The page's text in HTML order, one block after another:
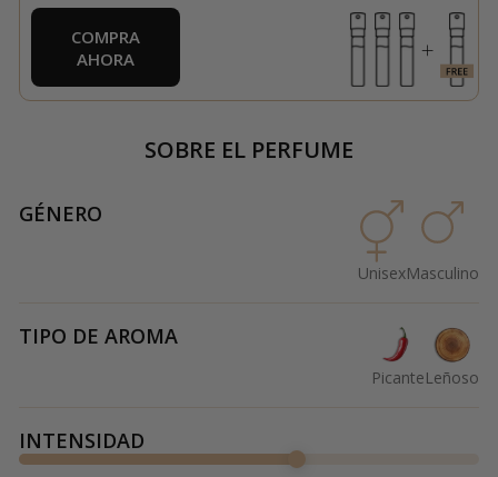
COMPRA
AHORA
SOBRE EL PERFUME
GÉNERO
UnisexMasculino
TIPO DE AROMA
PicanteLeñoso
INTENSIDAD